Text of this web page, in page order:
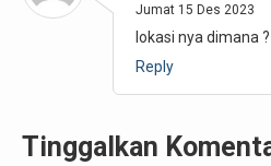
Jumat 15 Des 2023
lokasi nya dimana ?
Reply
Tinggalkan